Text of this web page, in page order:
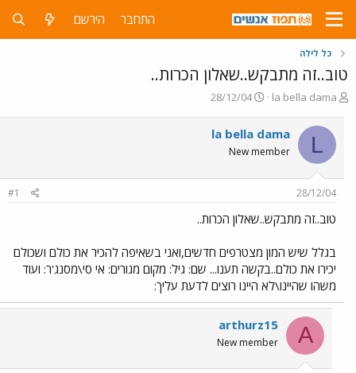
התחבר הירשם
כל לילה
טוב..זה מתבקש..שאלון הכרות..
פ
ח
ה
ו
ש
la bella dama
פ
ס
ם
ת
י
28/12/04
L
la bella dama
New member
28/12/04
#1
טוב..זה מתבקש..שאלון הכרות..
בגלל שיש המון מצטרפים חדשים,ואני בשאיפה להכיר את כולם ושכולם
יכירו את כולם..בקשה תענו... שם: גיל: מקום מגורים: אי סי\מסנג'ר: ועוד
משהו שהיינו\לא היינו רוצים לדעת עליך:
A
arthurz15
New member